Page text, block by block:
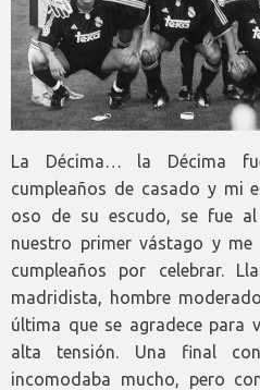
La Décima… la Décima
cumpleaños de casado y mi
oso de su escudo, se fue al
nuestro primer vástago y
cumpleaños por celebrar.
madridista, hombre
última que se agradece
alta tensión. Una final
incomodaba mucho, pero